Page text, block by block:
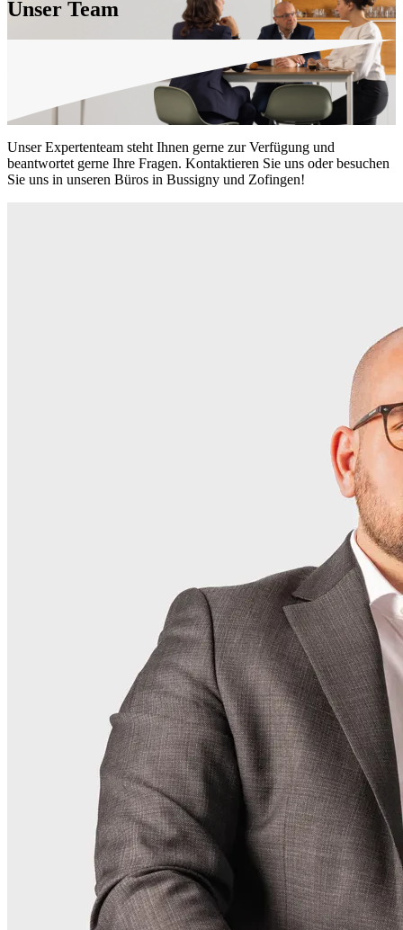
Unser Team
Unser Expertenteam steht Ihnen gerne zur Verfügung und
beantwortet gerne Ihre Fragen. Kontaktieren Sie uns oder besuchen
Sie uns in unseren Büros in Bussigny und Zofingen!